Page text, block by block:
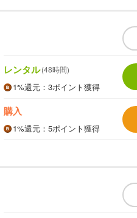
レンタル(48時間)
1%還元 ：3ポイント獲得
購入
1%還元 ：5ポイント獲得